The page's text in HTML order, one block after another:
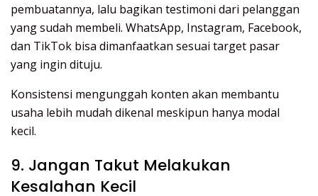
pembuatannya, lalu bagikan testimoni dari pelanggan
yang sudah membeli. WhatsApp, Instagram, Facebook,
dan TikTok bisa dimanfaatkan sesuai target pasar
yang ingin dituju.
Konsistensi mengunggah konten akan membantu
usaha lebih mudah dikenal meskipun hanya modal
kecil.
9. Jangan Takut Melakukan
Kesalahan Kecil